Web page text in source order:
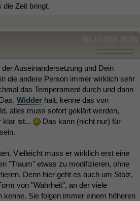
Zeit bringt.
(06.10.2018 18:59)
Auseinandersetzung und Dein
die andere Person immer wirklich sehr
das Temperament durch und dann
Widder halt, kenne das von
alles muss sofort geklärt werden,
klar ist...
Das kann (nicht nur) für
Vielleicht muss er wirklich erst eine
"Traum" etwas zu modifizieren, ohne
Denn hier geht es auch um Stolz,
von "Wahrheit", an der viele
kenne. Sie folgen immer einem höheren